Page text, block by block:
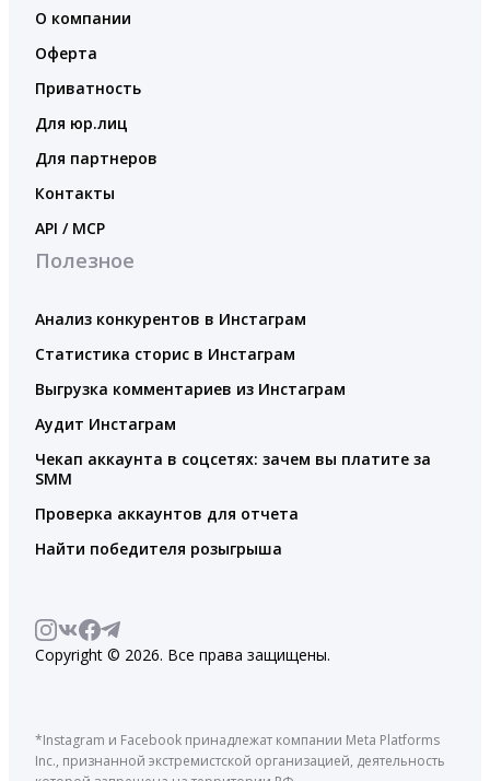
О компании
Оферта
Приватность
Для юр.лиц
Для партнеров
Контакты
API / MCP
Полезное
Анализ конкурентов в Инстаграм
Статистика сторис в Инстаграм
Выгрузка комментариев из Инстаграм
Аудит Инстаграм
Чекап аккаунта в соцсетях: зачем вы платите за
SMM
Проверка аккаунтов для отчета
Найти победителя розыгрыша
Copyright © 2026. Все права защищены.
*Instagram и Facebook принадлежат компании Meta Platforms
Inc., признанной экстремистской организацией, деятельность